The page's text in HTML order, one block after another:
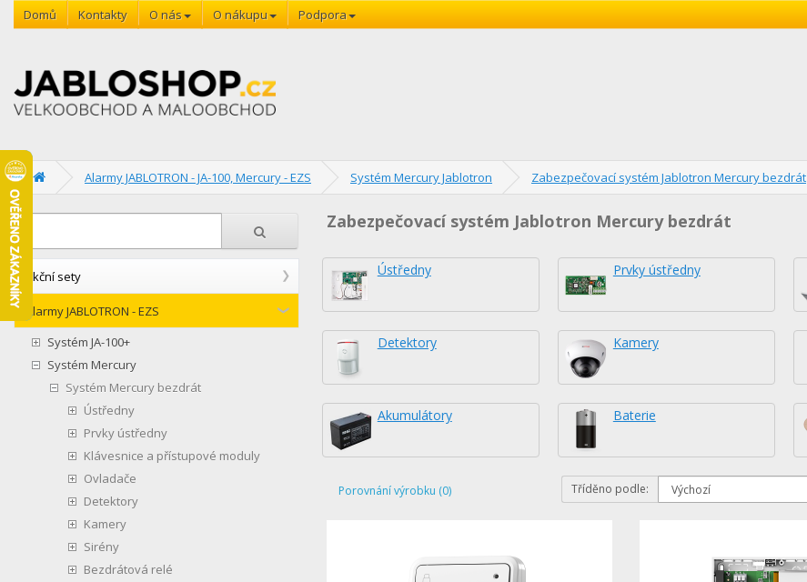
Domů Kontakty O nás O nákupu Podpora
Alarmy JABLOTRON - JA-100, Mercury - EZS Systém Mercury Jablotron Zabezpečovací systém Jablotron Mercury bezdrát
Akční sety
Alarmy JABLOTRON - EZS
Systém JA-100+
Systém Mercury
Systém Mercury bezdrát
Ústředny
Prvky ústředny
Klávesnice a přístupové moduly
Ovladače
Detektory
Kamery
Sirény
Bezdrátová relé
Zabezpečovací systém Jablotron Mercury bezdrát
Ústředny Prvky ústředny
Detektory Kamery
Akumulátory Baterie
Porovnání výrobku (0) Tříděno podle: